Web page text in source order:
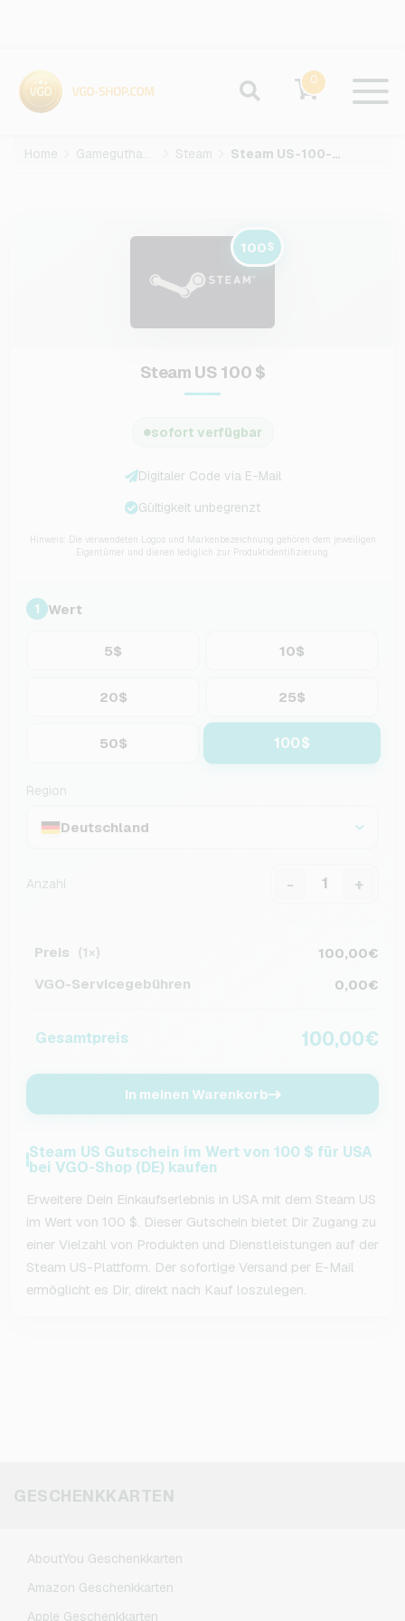
0
Home Gameguthaben Steam Steam US-100-USD
100$
Steam US 100 $
sofort verfügbar
Digitaler Code via E-Mail
Gültigkeit unbegrenzt
Hinweis: Die verwendeten Logos und Markenbezeichnung gehören dem jeweiligen
Eigentümer und dienen lediglich zur Produktidentifizierung.
1 Wert
5$ 10$
20$ 25$
50$ 100$
Region
Deutschland
Anzahl - +
Preis (1×)
100,00€
VGO-Servicegebühren
0,00€
Gesamtpreis 100,00€
In meinen Warenkorb
Steam US Gutschein im Wert von 100 $ für USA
bei VGO-Shop (DE) kaufen
Erweitere Dein Einkaufserlebnis in USA mit dem Steam US
im Wert von 100 $. Dieser Gutschein bietet Dir Zugang zu
einer Vielzahl von Produkten und Dienstleistungen auf der
Steam US-Plattform. Der sofortige Versand per E-Mail
ermöglicht es Dir, direkt nach Kauf loszulegen.
GESCHENKKARTEN
AboutYou Geschenkkarten
Amazon Geschenkkarten
Apple Geschenkkarten